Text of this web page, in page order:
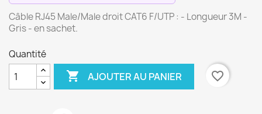
Câble RJ45 Male/Male droit CAT6 F/UTP : - Longueur 3M -
Gris - en sachet.
Quantité
 AJOUTER AU PANIER favorite_border